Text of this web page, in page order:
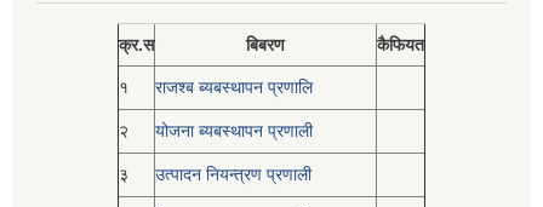
क्र.स बिबरण कैफियत
१ राजश्ब ब्यबस्थापन प्रणालि
२ योजना ब्यबस्थापन प्रणाली
३ उत्पादन नियन्त्रण प्रणाली